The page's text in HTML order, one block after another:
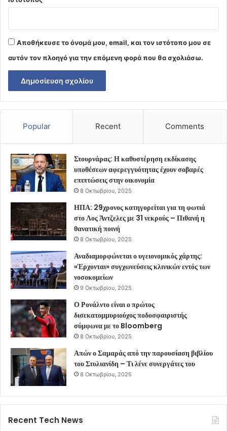
Αποθήκευσε το όνομά μου, email, και τον ιστότοπο μου σε
αυτόν τον πλοηγό για την επόμενη φορά που θα σχολιάσω.
Popular Recent Comments
Στουρνάρας: Η καθυστέρηση εκδίκασης
υποθέσεων αφερεγγυότητας έχουν σοβαρές
επιπτώσεις στην οικονομία
8 Οκτωβρίου, 2025
ΗΠΑ: 29χρονος κατηγορείται για τη φωτιά
στο Λος Άντζελες με 31 νεκρούς – Πιθανή η
θανατική ποινή
8 Οκτωβρίου, 2025
Αναδιαμορφώνεται ο υγειονομικός χάρτης:
«Έρχονται» συγχωνεύσεις κλινικών εντός των
νοσοκομείων
9 Οκτωβρίου, 2025
Ο Ρονάλντο είναι ο πρώτος
δισεκατομμυριούχος ποδοσφαιριστής
σύμφωνα με το Bloomberg
8 Οκτωβρίου, 2025
Απών ο Σαμαράς από την παρουσίαση βιβλίου
του Στυλιανίδη – Τι λένε συνεργάτες του
8 Οκτωβρίου, 2025
Recent Tech News